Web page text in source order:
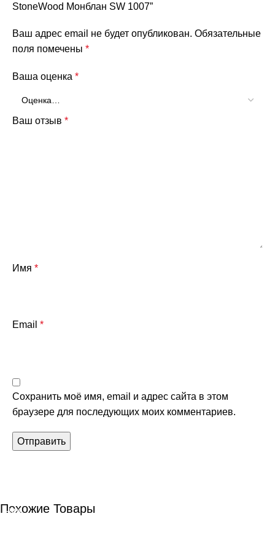
StoneWood Монблан SW 1007”
Ваш адрес email не будет опубликован. Обязательные
поля помечены *
Ваша оценка *
Ваш отзыв *
Имя *
Email *
Сохранить моё имя, email и адрес сайта в этом
браузере для последующих моих комментариев.
Похожие Товары
-28%
-28%